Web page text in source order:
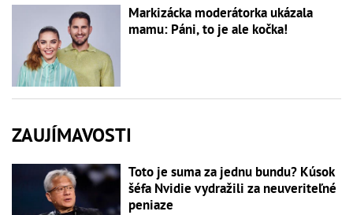
Markizácka moderátorka ukázala
mamu: Páni, to je ale kočka!
ZAUJÍMAVOSTI
Toto je suma za jednu bundu? Kúsok
šéfa Nvidie vydražili za neuveriteľné
peniaze